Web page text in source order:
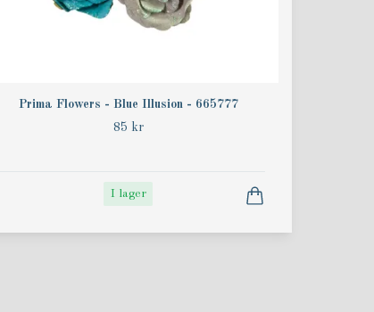
Prima Flowers - Blue Illusion - 665777
85 kr
I lager